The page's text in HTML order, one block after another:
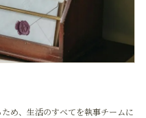
め、生活のすべてを執事チームに